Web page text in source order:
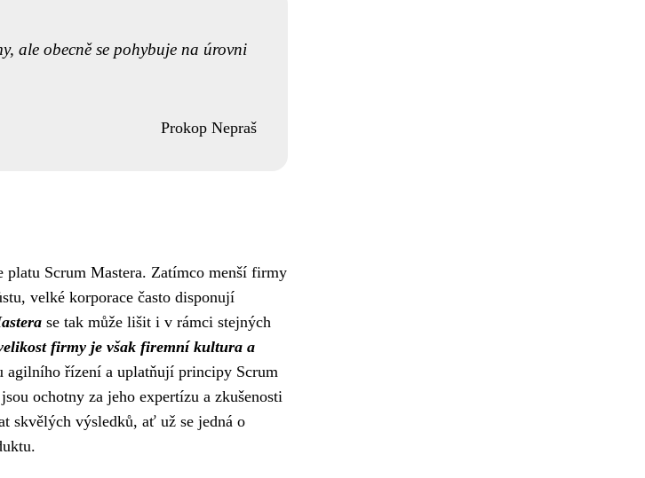
ale obecně se pohybuje na úrovni
Prokop Nepraš
Scrum Mastera. Zatímco menší firmy
velké korporace často disponují
se tak může lišit i v rámci stejných
firmy je však firemní kultura a
agilního řízení a uplatňují principy Scrum
ochotny za jeho expertízu a zkušenosti
skvělých výsledků, ať už se jedná o